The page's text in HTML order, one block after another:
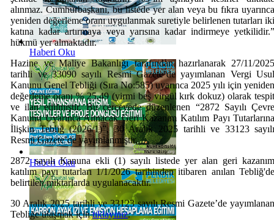
Haberi Oku
Haberi Oku
alınmaz. Cumhurbaşkanı, bu listede yer alan veya bu fıkra
yeniden değerleme oranı uygulanmak suretiyle belirlenen tutarları
katına kadar artırmaya veya yarısına kadar indirmeye
hükmü yer almaktadır.
Hazine ve Maliye Bakanlığı tarafından hazırlanarak 27/11/
tarihli ve 33090 sayılı Resmi Gazete’de yayımlanan Vergi
Kanunu Genel Tebliği (Sıra No:585) uyarınca 2025 yılı için
değerleme oranı % 25,49 (yirmi beş virgül kırk dokuz) olarak
ve ilan edilmiştir. Bu çerçevede düzenlenen “2872 Sayılı
Kanunu Uyarınca Alınacak Geri Kazanım Katılım Payı
İlişkin Tebliğ (2026/1)”, 30 Aralık 2025 tarihli ve 33123
Resmi Gazete’de yayımlanmıştır.
2872 sayılı Kanuna ekli (1) sayılı listede yer alan geri
katılım payı tutarları 1/1/2026 tarihinden itibaren anılan
belirtilen miktarlarda uygulanacaktır.
30 Aralık 2025 tarihli ve 33123 sayılı Resmi Gazete’de
Tebliğe ulaşmak içintıklayınız.